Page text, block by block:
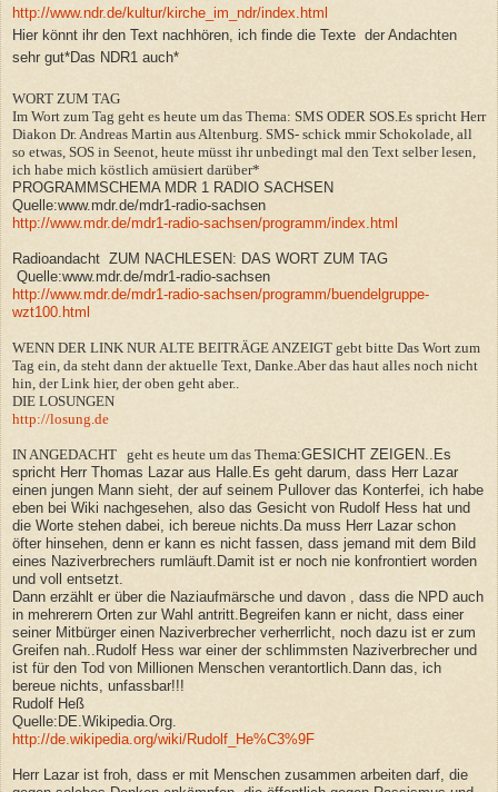
http://www.ndr.de/kultur/kirche_im_ndr/index.html
Hier könnt ihr den Text nachhören, ich finde die Texte der Andachten
sehr gut*Das NDR1 auch*
WORT ZUM TAG
Im Wort zum Tag geht es heute um das Thema: SMS ODER SOS.Es spricht Herr
Diakon Dr. Andreas Martin aus Altenburg. SMS- schick mmir Schokolade, all
so etwas, SOS in Seenot, heute müsst ihr unbedingt mal den Text selber lesen,
ich habe mich köstlich amüsiert darüber*
PROGRAMMSCHEMA MDR 1 RADIO SACHSEN
Quelle:www.mdr.de/mdr1-radio-sachsen
http://www.mdr.de/mdr1-radio-sachsen/programm/index.html
Radioandacht ZUM NACHLESEN: DAS WORT ZUM TAG
Quelle:www.mdr.de/mdr1-radio-sachsen
http://www.mdr.de/mdr1-radio-sachsen/programm/buendelgruppe-
wzt100.html
WENN DER LINK NUR ALTE BEITRÄGE ANZEIGT gebt bitte Das Wort zum
Tag ein, da steht dann der aktuelle Text, Danke.Aber das haut alles noch nicht
hin, der Link hier, der oben geht aber..
DIE LOSUNGEN
http://losung.de
IN ANGEDACHT geht es heute um das Thema:GESICHT ZEIGEN..Es
spricht Herr Thomas Lazar aus Halle.Es geht darum, dass Herr Lazar
einen jungen Mann sieht, der auf seinem Pullover das Konterfei, ich habe
eben bei Wiki nachgesehen, also das Gesicht von Rudolf Hess hat und
die Worte stehen dabei, ich bereue nichts.Da muss Herr Lazar schon
öfter hinsehen, denn er kann es nicht fassen, dass jemand mit dem Bild
eines Naziverbrechers rumläuft.Damit ist er noch nie konfrontiert worden
und voll entsetzt.
Dann erzählt er über die Naziaufmärsche und davon , dass die NPD auch
in mehrerern Orten zur Wahl antritt.Begreifen kann er nicht, dass einer
seiner Mitbürger einen Naziverbrecher verherrlicht, noch dazu ist er zum
Greifen nah..Rudolf Hess war einer der schlimmsten Naziverbrecher und
ist für den Tod von Millionen Menschen verantortlich.Dann das, ich
bereue nichts, unfassbar!!!
Rudolf Heß
Quelle:DE.Wikipedia.Org.
http://de.wikipedia.org/wiki/Rudolf_He%C3%9F
Herr Lazar ist froh, dass er mit Menschen zusammen arbeiten darf, die